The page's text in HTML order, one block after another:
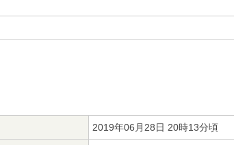
2019年06月28日 20時13分頃